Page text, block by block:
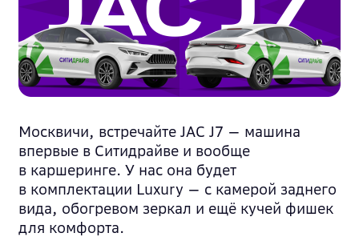
Москвичи, встречайте JAC J7 — машина
впервые в Ситидрайве и вообще
в каршеринге. У нас она будет
в комплектации Luxury — с камерой заднего
вида, обогревом зеркал и ещё кучей фишек
для комфорта.